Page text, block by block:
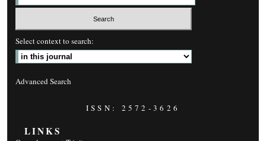
Select context to search:
Advanced Search
ISSN: 2572-3626
LINKS